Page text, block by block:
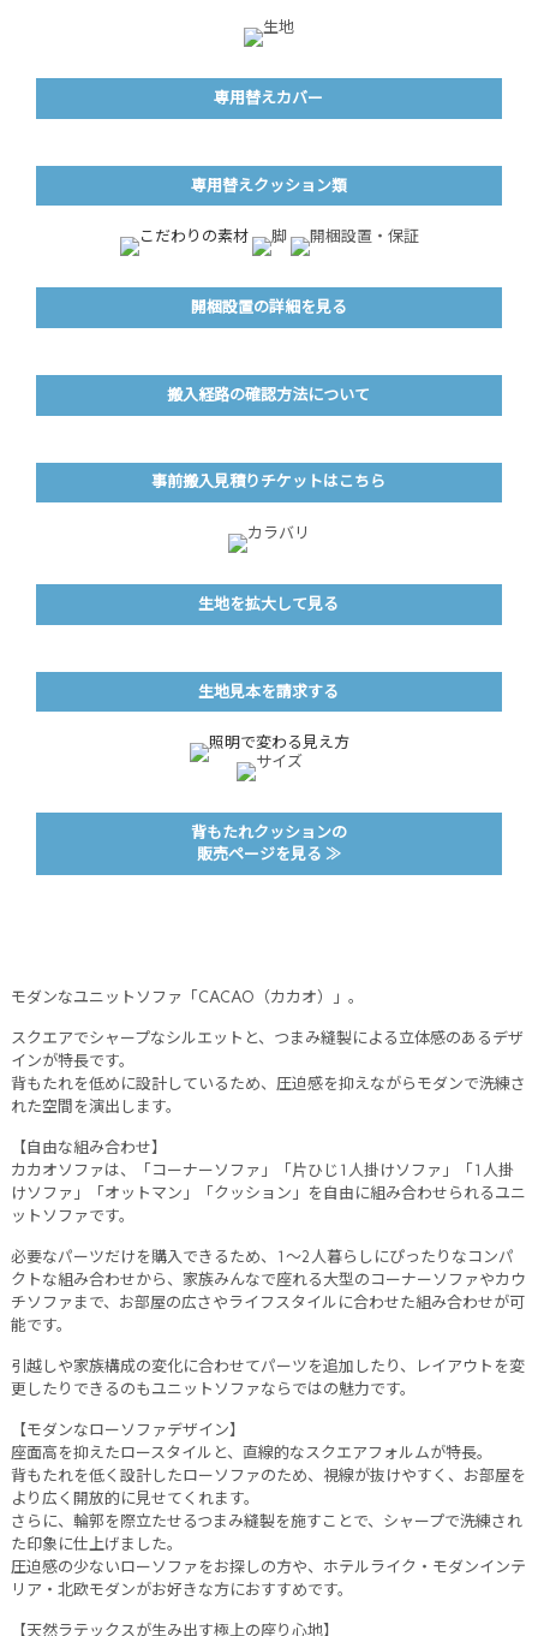
専用替えカバー
専用替えクッション類
開梱設置の詳細を見る
搬入経路の確認方法について
事前搬入見積りチケットはこちら
生地を拡大して見る
生地見本を請求する
背もたれクッションの
販売ページを見る ≫
モダンなユニットソファ「CACAO（カカオ）」。
スクエアでシャープなシルエットと、つまみ縫製による立体感のあるデザ
インが特長です。
背もたれを低めに設計しているため、圧迫感を抑えながらモダンで洗練さ
れた空間を演出します。
【自由な組み合わせ】
カカオソファは、「コーナーソファ」「片ひじ1人掛けソファ」「1人掛
けソファ」「オットマン」「クッション」を自由に組み合わせられるユニ
ットソファです。
必要なパーツだけを購入できるため、1～2人暮らしにぴったりなコンパ
クトな組み合わせから、家族みんなで座れる大型のコーナーソファやカウ
チソファまで、お部屋の広さやライフスタイルに合わせた組み合わせが可
能です。
引越しや家族構成の変化に合わせてパーツを追加したり、レイアウトを変
更したりできるのもユニットソファならではの魅力です。
【モダンなローソファデザイン】
座面高を抑えたロースタイルと、直線的なスクエアフォルムが特長。
背もたれを低く設計したローソファのため、視線が抜けやすく、お部屋を
より広く開放的に見せてくれます。
さらに、輪郭を際立たせるつまみ縫製を施すことで、シャープで洗練され
た印象に仕上げました。
圧迫感の少ないローソファをお探しの方や、ホテルライク・モダンインテ
リア・北欧モダンがお好きな方におすすめです。
【天然ラテックスが生み出す極上の座り心地】